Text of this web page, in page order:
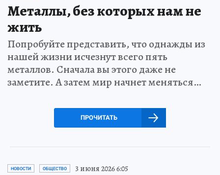
Металлы, без которых нам не
жить
Попробуйте представить, что однажды из
нашей жизни исчезнут всего пять
металлов. Сначала вы этого даже не
заметите. А затем мир начнет меняться…
ПРОЧИТАТЬ
НОВОСТИ ОБЩЕСТВО 3 июня 2026 6:05